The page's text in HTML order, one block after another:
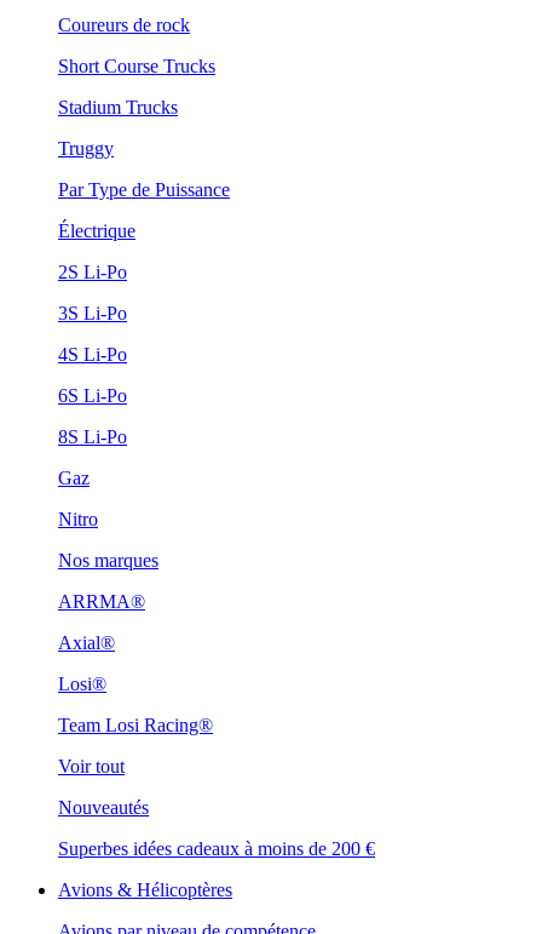
Coureurs de rock
Short Course Trucks
Stadium Trucks
Truggy
Par Type de Puissance
Électrique
2S Li-Po
3S Li-Po
4S Li-Po
6S Li-Po
8S Li-Po
Gaz
Nitro
Nos marques
ARRMA®
Axial®
Losi®
Team Losi Racing®
Voir tout
Nouveautés
Superbes idées cadeaux à moins de 200 €
Avions & Hélicoptères